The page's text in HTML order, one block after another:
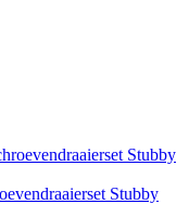
Stubby